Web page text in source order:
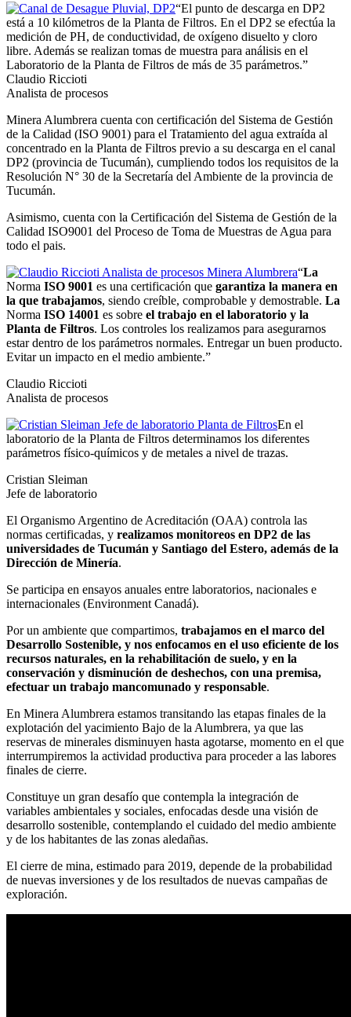
“El punto de descarga en DP2
está a 10 kilómetros de la Planta de Filtros. En el DP2 se efectúa la
medición de PH, de conductividad, de oxígeno disuelto y cloro
libre. Además se realizan tomas de muestra para análisis en el
Laboratorio de la Planta de Filtros de más de 35 parámetros.”
Claudio Riccioti
Analista de procesos
Minera Alumbrera cuenta con certificación del Sistema de Gestión
de la Calidad (ISO 9001) para el Tratamiento del agua extraída al
concentrado en la Planta de Filtros previo a su descarga en el canal
DP2 (provincia de Tucumán), cumpliendo todos los requisitos de la
Resolución N° 30 de la Secretaría del Ambiente de la provincia de
Tucumán.
Asimismo, cuenta con la Certificación del Sistema de Gestión de la
Calidad ISO9001 del Proceso de Toma de Muestras de Agua para
todo el pais.
“La
Norma ISO 9001 es una certificación que garantiza la manera en
la que trabajamos, siendo creíble, comprobable y demostrable. La
Norma ISO 14001 es sobre el trabajo en el laboratorio y la
Planta de Filtros. Los controles los realizamos para asegurarnos
estar dentro de los parámetros normales. Entregar un buen producto.
Evitar un impacto en el medio ambiente.”
Claudio Riccioti
Analista de procesos
En el
laboratorio de la Planta de Filtros determinamos los diferentes
parámetros físico-químicos y de metales a nivel de trazas.
Cristian Sleiman
Jefe de laboratorio
El Organismo Argentino de Acreditación (OAA) controla las
normas certificadas, y realizamos monitoreos en DP2 de las
universidades de Tucumán y Santiago del Estero, además de la
Dirección de Minería.
Se participa en ensayos anuales entre laboratorios, nacionales e
internacionales (Environment Canadá).
Por un ambiente que compartimos, trabajamos en el marco del
Desarrollo Sostenible, y nos enfocamos en el uso eficiente de los
recursos naturales, en la rehabilitación de suelo, y en la
conservación y disminución de deshechos, con una premisa,
efectuar un trabajo mancomunado y responsable.
En Minera Alumbrera estamos transitando las etapas finales de la
explotación del yacimiento Bajo de la Alumbrera, ya que las
reservas de minerales disminuyen hasta agotarse, momento en el que
interrumpiremos la actividad productiva para proceder a las labores
finales de cierre.
Constituye un gran desafío que contempla la integración de
variables ambientales y sociales, enfocadas desde una visión de
desarrollo sostenible, contemplando el cuidado del medio ambiente
y de los habitantes de las zonas aledañas.
El cierre de mina, estimado para 2019, depende de la probabilidad
de nuevas inversiones y de los resultados de nuevas campañas de
exploración.